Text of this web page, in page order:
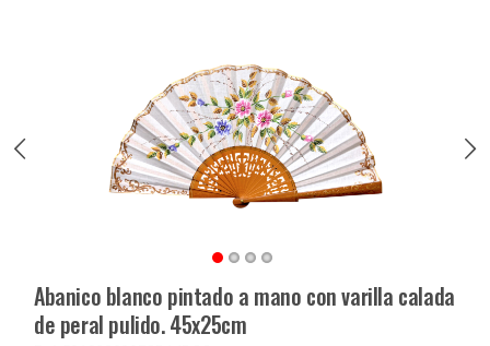
Abanico blanco pintado a mano con varilla calada
de peral pulido. 45x25cm